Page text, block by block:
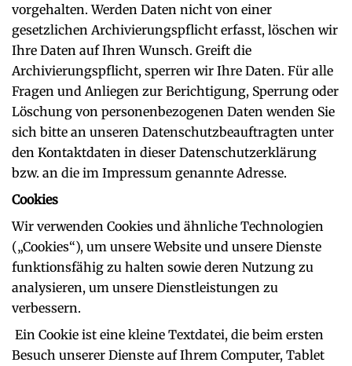
vorgehalten. Werden Daten nicht von einer
gesetzlichen Archivierungspflicht erfasst, löschen wir
Ihre Daten auf Ihren Wunsch. Greift die
Archivierungspflicht, sperren wir Ihre Daten. Für alle
Fragen und Anliegen zur Berichtigung, Sperrung oder
Löschung von personenbezogenen Daten wenden Sie
sich bitte an unseren Datenschutzbeauftragten unter
den Kontaktdaten in dieser Datenschutzerklärung
bzw. an die im Impressum genannte Adresse.
Cookies
Wir verwenden Cookies und ähnliche Technologien
(„Cookies“), um unsere Website und unsere Dienste
funktionsfähig zu halten sowie deren Nutzung zu
analysieren, um unsere Dienstleistungen zu
verbessern.
Ein Cookie ist eine kleine Textdatei, die beim ersten
Besuch unserer Dienste auf Ihrem Computer, Tablet